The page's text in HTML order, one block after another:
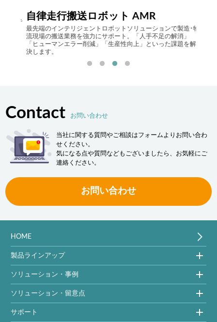
自律走行搬送ロボット AMR
最先端のインテリジェントロボットソリューションで製造･物
流現場の搬送業務を強力にサポート。「人手不足の解消」
「ヒューマンエラー削減」「生産性向上」といった課題を解
決します。
Contact お問い合わせ
当社に関する質問やご相談はフォームよりお問い合わ
せください。
気になる点や質問などもございましたら、お気軽にご
連絡ください。
お問い合わせ
HOME
製品ラインアップ
ソリューション・事例
ソリューション・留意点
サポート